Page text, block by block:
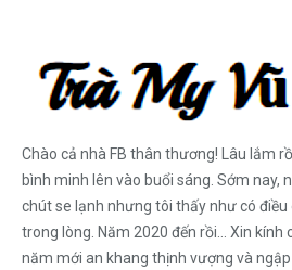
Chào cả nhà FB thân thương! Lâu lắm
bình minh lên vào buổi sáng. Sớm nay,
chút se lạnh nhưng tôi thấy như có
trong lòng. Năm 2020 đến rồi... Xin
năm mới an khang thịnh vượng và